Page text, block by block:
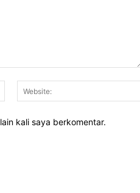
Email:*
kali saya berkomentar.